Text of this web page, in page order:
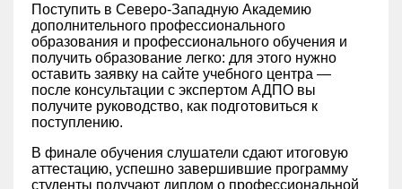
Поступить в Северо-Западную Академию
дополнительного профессионального
образования и профессионального обучения и
получить образование легко: для этого нужно
оставить заявку на сайте учебного центра —
после консультации с экспертом АДПО вы
получите руководство, как подготовиться к
поступлению.
В финале обучения слушатели сдают итоговую
аттестацию, успешно завершившие программу
студенты получают диплом о профессиональной